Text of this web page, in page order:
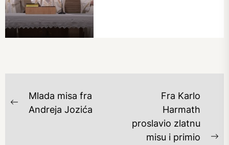
NAVIGACIJA
OBJAVA
Previous
Mlada misa fra
Andreja Jozića
Fra Karlo
Harmath
proslavio zlatnu
misu i primio